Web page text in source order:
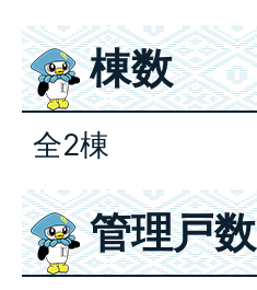
棟数
全2棟
管理戸数